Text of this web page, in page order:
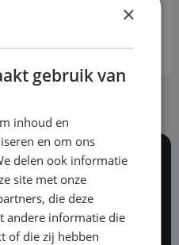
aankoop
met een4.7/5
dag en nacht
×
gebruik van
inhoud en
en om ons
delen ook informatie
site met onze
die deze
andere informatie die
of die zij hebben